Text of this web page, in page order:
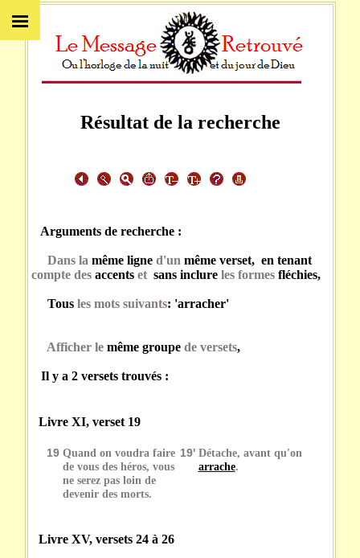
Résultat de la recherche
Arguments de recherche :
Dans la même ligne d'un même verset, en tenant
compte des accents et sans inclureles formes fléchies,
Tous les mots suivants: 'arracher'
Afficher le même groupede versets,
Il y a 2 versets trouvés :
Livre XI, verset 19
19 Quand on voudra faire
de vous des héros, vous
ne serez pas loin de
devenir des morts.
19' Détache, avant qu'on
arrache.
Livre XV, versets 24 à 26